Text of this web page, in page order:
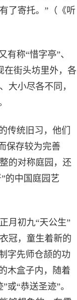
了寄托。”（《听
称“惜字亭”、
在街头坊里外，各
大小尽各不同，
传统旧习，他们
保存较为完善
的对称庭园，还
的中国庭园艺
月初九“天公生”
冠，童生着新的
字先师仓颉的功
木盒子内，随着
“恭送圣迹”。